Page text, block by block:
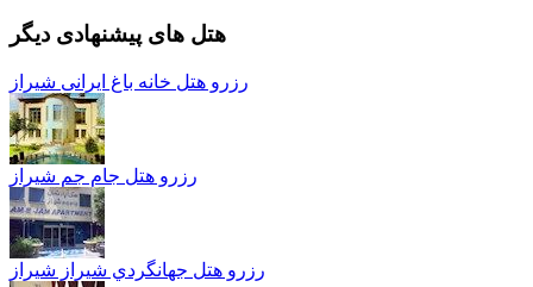
هتل های پیشنهادی دیگر
رزرو هتل خانه باغ ایرانی شیراز
رزرو هتل جام جم شیراز
رزرو هتل جهانگردي شيراز شیراز